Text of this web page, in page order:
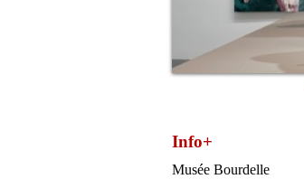
Info+
Musée Bourdelle